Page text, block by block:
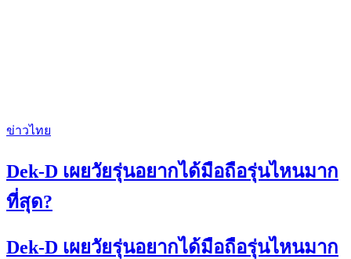
ข่าวไทย
Dek-D เผยวัยรุ่นอยากได้มือถือรุ่นไหนมาก
ที่สุด?
Dek-D เผยวัยรุ่นอยากได้มือถือรุ่นไหนมาก